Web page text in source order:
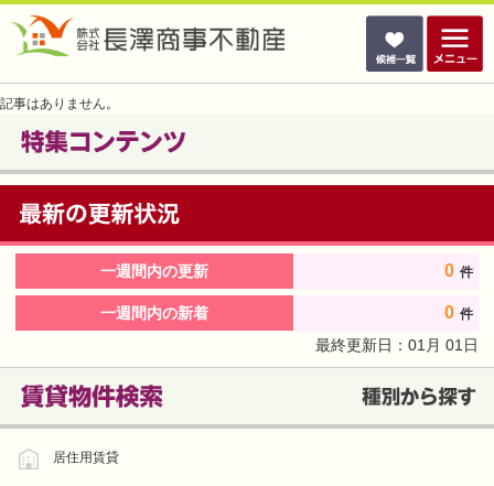
記事はありません。
一週間内の更新 0 件
一週間内の新着 0 件
最終更新日： 01月 01日
居住用賃貸